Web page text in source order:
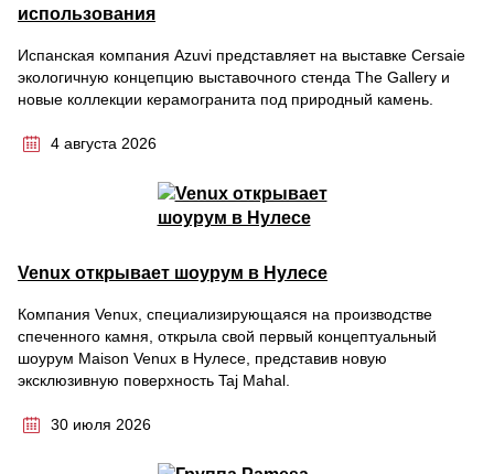
использования
Испанская компания Azuvi представляет на выставке Cersaie
экологичную концепцию выставочного стенда The Gallery и
новые коллекции керамогранита под природный камень.
4 августа 2026
Venux открывает шоурум в Нулесе
Компания Venux, специализирующаяся на производстве
спеченного камня, открыла свой первый концептуальный
шоурум Maison Venux в Нулесе, представив новую
эксклюзивную поверхность Taj Mahal.
30 июля 2026